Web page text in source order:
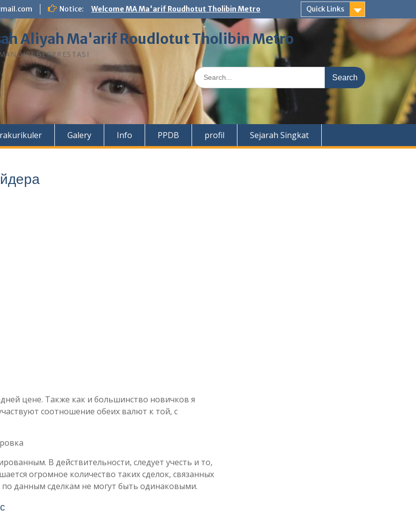
Notice: Welcome MA Ma'arif Roudhotut Tholibin Metro Quick Links
Aliyah Ma'arif Roudlotut Tholibin Metro
BERPRESTASI
Search
for:
Galery Info PPDB profil Sejarah Singkat
цене. Также как и большинство новичков я
соотношение обеих валют к той, с
В действительности, следует учесть и то,
огромное количество таких сделок, связанных
данным сделкам не могут быть одинаковыми.